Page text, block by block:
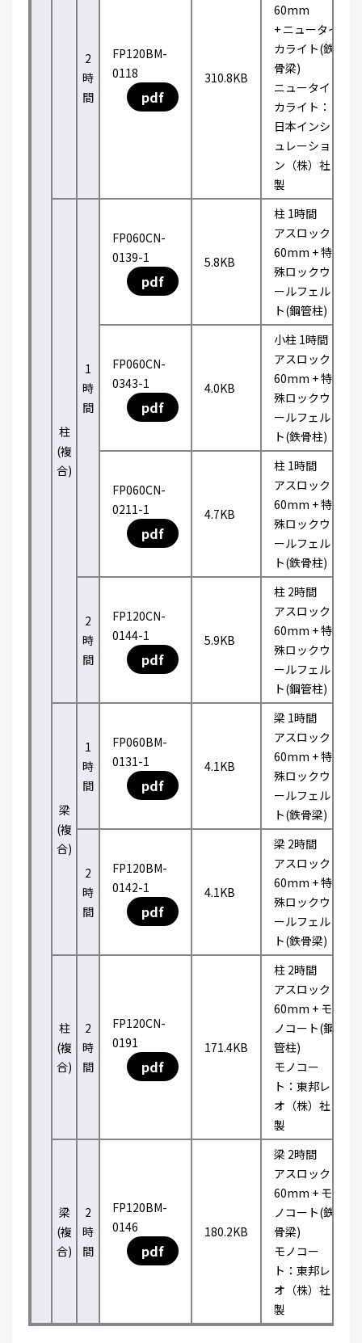
2
時
間
FP120BM-
0118
pdf
310.8KB
60mm
+ ニュータイ
カライト(鉄
骨梁)
ニュータイ
カライト：
日本インシ
ュレーショ
ン（株）社
製
柱
(複
合)
1
時
間
FP060CN-
0139-1
pdf
5.8KB
柱 1時間
アスロック
60mm + 特
殊ロックウ
ールフェル
ト(鋼管柱)
FP060CN-
0343-1
pdf
4.0KB
小柱 1時間
アスロック
60mm + 特
殊ロックウ
ールフェル
ト(鉄骨柱)
FP060CN-
0211-1
pdf
4.7KB
柱 1時間
アスロック
60mm + 特
殊ロックウ
ールフェル
ト(鉄骨柱)
2
時
間
FP120CN-
0144-1
pdf
5.9KB
柱 2時間
アスロック
60mm + 特
殊ロックウ
ールフェル
ト(鋼管柱)
梁
(複
合)
1
時
間
FP060BM-
0131-1
pdf
4.1KB
梁 1時間
アスロック
60mm + 特
殊ロックウ
ールフェル
ト(鉄骨梁)
2
時
間
FP120BM-
0142-1
pdf
4.1KB
梁 2時間
アスロック
60mm + 特
殊ロックウ
ールフェル
ト(鉄骨梁)
柱
(複
合)
2
時
間
FP120CN-
0191
pdf
171.4KB
柱 2時間
アスロック
60mm + モ
ノコート(鋼
管柱)
モノコー
ト：東邦レ
オ（株）社
製
梁
(複
合)
2
時
間
FP120BM-
0146
pdf
180.2KB
梁 2時間
アスロック
60mm + モ
ノコート(鉄
骨梁)
モノコー
ト：東邦レ
オ（株）社
製